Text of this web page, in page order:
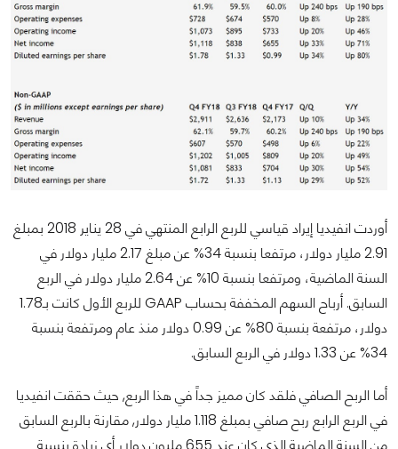
أوردت انفيديا إيراد قياسي للربع الرابع المنتهي في 28 يناير 2018 بمبلغ
2.91 مليار دولار، مرتفعا بنسبة 34% عن مبلغ 2.17 مليار دولار في
السنة الماضية، ومرتفعا بنسبة 10% عن 2.64 مليار دولار في الربع
السابق. أرباح السهم المخففة بحساب GAAP للربع الأول كانت بـ1.78
دولار، مرتفعة بنسبة 80% عن 0.99 دولار منذ عام ومرتفعة بنسبة
34% عن 1.33 دولار في الربع السابق.
أما الربح الصافي فلقد كان مميز جداً في هذا الربع, حيث حققت انفيديا
في الربع الرابع ربح صافي بمبلغ 1.118 مليار دولار, مقارنة بالربع السابق
من السنة الماضية الذي كان عند 655 مليون دولار أي زيادة بنسبة